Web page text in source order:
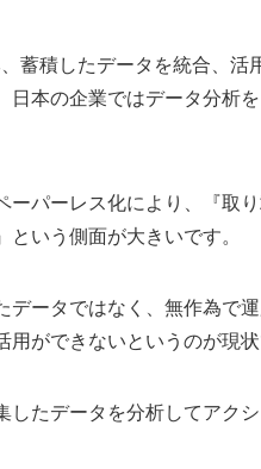
蓄積したデータを統合、活
本の企業ではデータ分析
パーレス化により、『取
いう側面が大きいです。
ータではなく、無作為で
ができないというのが現状
たデータを分析してアク